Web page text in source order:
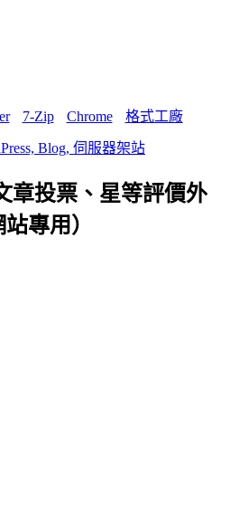
7-Zip Chrome 格式工廠
Blog, 伺服器架站
章投票、星等評價外
專用）